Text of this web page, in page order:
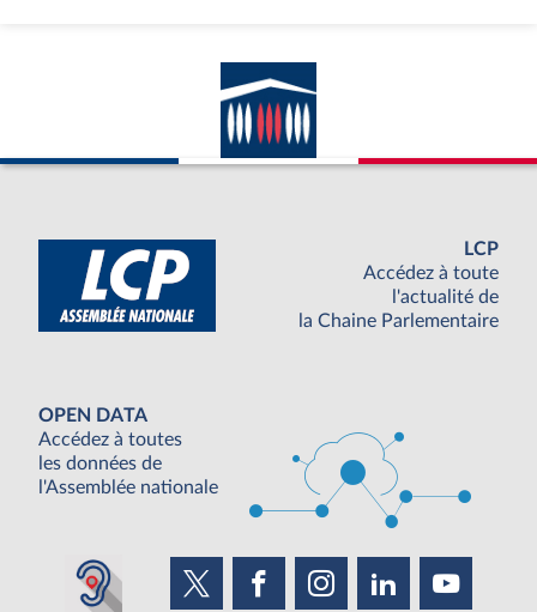
LCP
Accédez à toute
l'actualité de
la Chaine Parlementaire
OPEN DATA
Accédez à toutes
les données de
l'Assemblée nationale